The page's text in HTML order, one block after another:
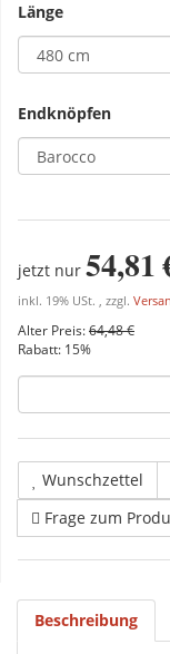
Länge
Endknöpfen
jetzt nur 54,81
inkl. 19% USt. , zzgl.
Alter Preis:64,48 €
Rabatt: 15%
Wunschzettel
Frage zum
Beschreibung